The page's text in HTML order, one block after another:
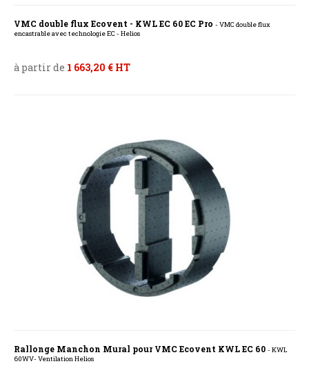
VMC double flux Ecovent - KWL EC 60 EC Pro - VMC double flux
encastrable avec technologie EC - Helios
à partir de 1 663,20 € HT
Rallonge Manchon Mural pour VMC Ecovent KWL EC 60 - KWL
60WV- Ventilation Helios